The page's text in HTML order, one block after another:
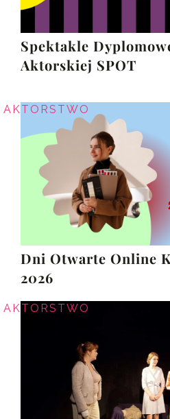
Spektakle
Aktorskiej SPOT
AKTORSTWO
Dni Otwarte Online
2026
AKTORSTWO